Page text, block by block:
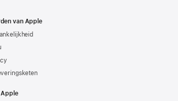
van Apple
Apple